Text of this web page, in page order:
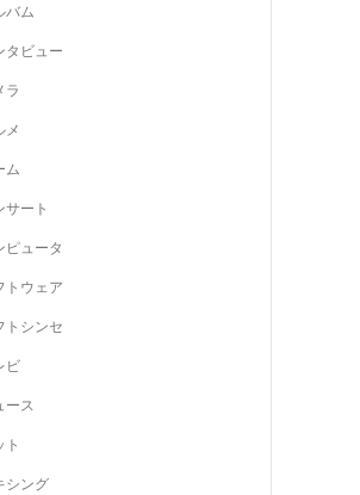
バム
タビュー
ラ
メ
ム
サート
ピュータ
トウェア
トシンセ
ビ
ース
ト
シング